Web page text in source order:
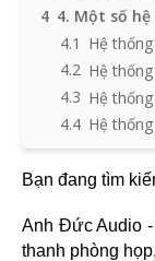
4 4. Một số
4.1 Hệ
4.2 Hệ
4.3 Hệ
4.4 Hệ
Bạn đang tìm
Anh Đức Audio
thanh phòng